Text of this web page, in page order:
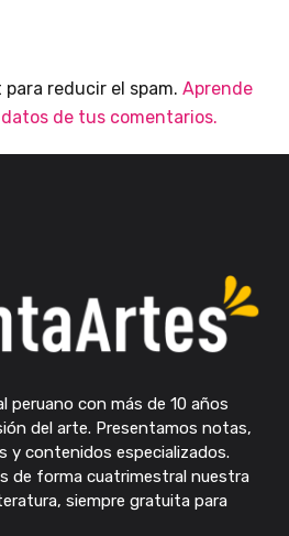
para reducir el spam.Aprende
de tus comentarios.
peruano con más de 10 años
del arte. Presentamos notas,
y contenidos especializados.
de forma cuatrimestral nuestra
siempre gratuita para